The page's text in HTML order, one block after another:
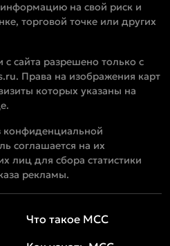
на свой риск и
торговой точке или других
сайта разрешено только с
Права на изображения карт
которых указаны на
конфиденциальной
соглашается на их
лиц для сбора статистики
рекламы.
Что такое MCC